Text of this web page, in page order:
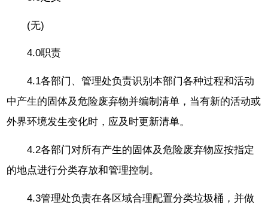
(无)
4.0职责
4.1各部门、管理处负责识别本部门各种过程和活动
中产生的固体及危险废弃物并编制清单，当有新的活动或
外界环境发生变化时，应及时更新清单。
4.2各部门对所有产生的固体及危险废弃物应按指定
的地点进行分类存放和管理控制。
4.3管理处负责在各区域合理配置分类垃圾桶，并做